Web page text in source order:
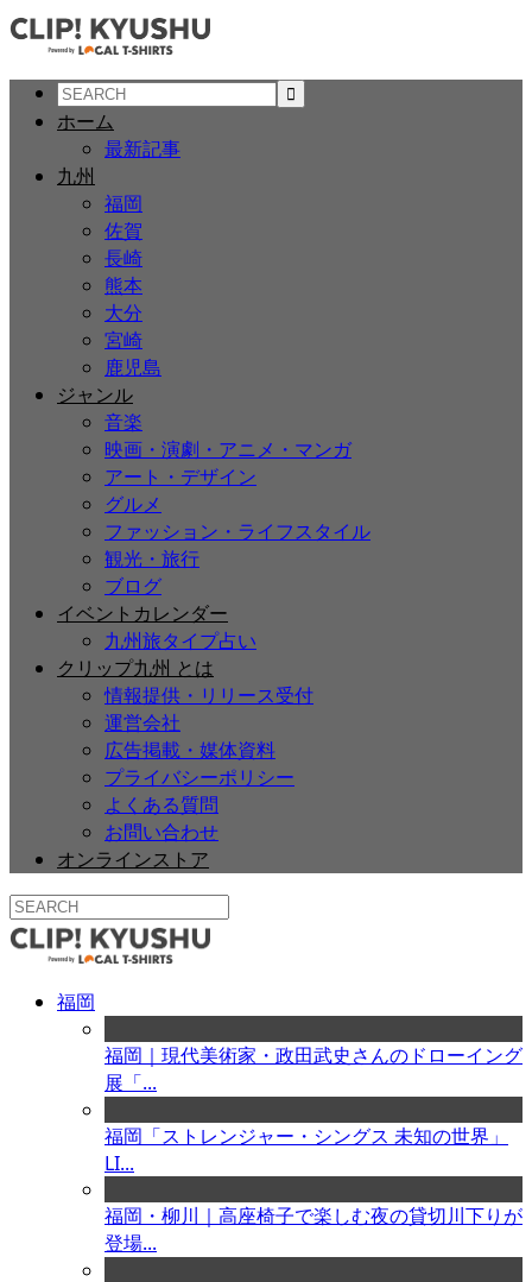
ホーム
最新記事
九州
福岡
佐賀
長崎
熊本
大分
宮崎
鹿児島
ジャンル
音楽
映画・演劇・アニメ・マンガ
アート・デザイン
グルメ
ファッション・ライフスタイル
観光・旅行
ブログ
イベントカレンダー
九州旅タイプ占い
クリップ九州 とは
情報提供・リリース受付
運営会社
広告掲載・媒体資料
プライバシーポリシー
よくある質問
お問い合わせ
オンラインストア
福岡
福岡｜現代美術家・政田武史さんのドローイング
展「...
福岡「ストレンジャー・シングス 未知の世界」
LI...
福岡・柳川｜高座椅子で楽しむ夜の貸切川下りが
登場...